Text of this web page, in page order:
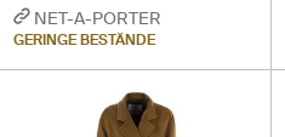
NET-A-PORTER
GERINGE BESTÄNDE